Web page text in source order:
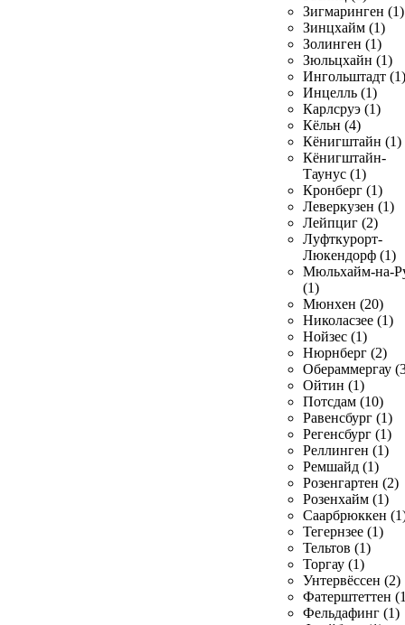
Зигмаринген (1)
Зинцхайм (1)
Золинген (1)
Зюльцхайн (1)
Ингольштадт (1)
Инцелль (1)
Карлсруэ (1)
Кёльн (4)
Кёнигштайн (1)
Кёнигштайн-
Таунус (1)
Кронберг (1)
Леверкузен (1)
Лейпциг (2)
Луфткурорт-
Люкендорф (1)
Мюльхайм-на-
(1)
Мюнхен (20)
Николасзее (1)
Нойзес (1)
Нюрнберг (2)
Обераммергау
Ойтин (1)
Потсдам (10)
Равенсбург (1)
Регенсбург (1)
Реллинген (1)
Ремшайд (1)
Розенгартен (2)
Розенхайм (1)
Саарбрюккен
Тегернзее (1)
Тельтов (1)
Торгау (1)
Унтервёссен (2)
Фатерштеттен
Фельдафинг (1)